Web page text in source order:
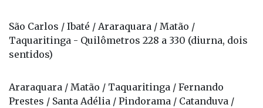
São Carlos / Ibaté / Araraquara / Matão /
Taquaritinga - Quilômetros 228 a 330 (diurna, dois
sentidos)
Araraquara / Matão / Taquaritinga / Fernando
Prestes / Santa Adélia / Pindorama / Catanduva /